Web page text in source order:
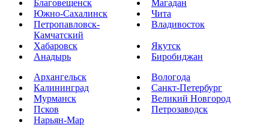
Благовещенск
Магадан
Южно-Сахалинск
Чита
Петропавловск-
Камчатский
Владивосток
Хабаровск
Якутск
Анадырь
Биробиджан
Архангельск
Вологода
Калининград
Санкт-Петербург
Мурманск
Великий Новгород
Псков
Петрозаводск
Нарьян-Мар